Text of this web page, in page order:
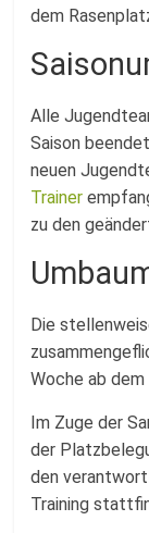
dem
Alle
Saison
neuen
Trainer
zu den
Die
Woche ab dem
Im Zuge der
der
den
Training